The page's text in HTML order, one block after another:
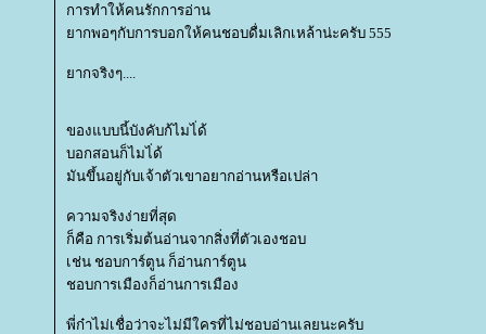
การทำให้คนรักการอ่าน
ากพอๆกับการบอกให้คนชอบดื่มเลิกเหล้าน่ะครับ 555
ากจริงๆ....
ของแบบนี้บังคับก้ไมไ่ด้
บอกสอนก็ไมไ่ด้
มันขึ้นอยู่กับเจ้าตัวเขาอยากอ่านหรือเปล่า
ความจริงง่ายที่สุด
ก็คือ การเริ่มต้นอ่านจากสิ่งที่ตัวเองชอบ
เช่น ชอบการ์ตูน ก็อ่านการ์ตูน
ชอบการเมืองก็อ่านการเมือง
พี่ก๋าไม่เชื่อว่าจะไม่มีใครที่ไม่ชอบอ่านเลยนะครับ